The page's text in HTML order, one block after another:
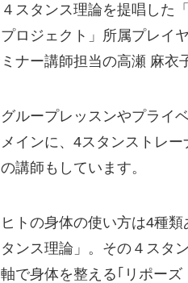
４スタンス理論を提唱した
プロジェクト」所属プレイ
ミナー講師担当の高瀬 麻衣
グループレッスンやプライ
メインに、4スタンストレ
の講師もしています。
ヒトの身体の使い方は4種類
タンス理論」。その４スタ
軸で身体を整える｢リポーズ